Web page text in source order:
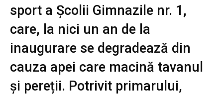
sport a Școlii Gimnazile nr. 1,
care, la nici un an de la
inaugurare se degradează din
cauza apei care macină tavanul
și pereții. Potrivit primarului,